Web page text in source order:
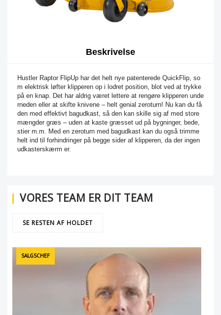
Beskrivelse
Hustler Raptor FlipUp har det helt nye patenterede QuickFlip, so
m elektrisk løfter klipperen op i lodret position, blot ved at trykke
på en knap. Det har aldrig været lettere at rengøre klipperen unde
rneden eller at skifte knivene – helt genial zeroturn! Nu kan du få
den med effektivt bagudkast, så den kan skille sig af med store
mængder græs – uden at kaste græsset ud på bygninger, bede,
stier m.m. Med en zeroturn med bagudkast kan du også trimme
helt ind til forhindringer på begge sider af klipperen, da der ingen
udkasterskærm er.
VORES TEAM ER DIT TEAM
SE RESTEN AF HOLDET
SALGSCHEF